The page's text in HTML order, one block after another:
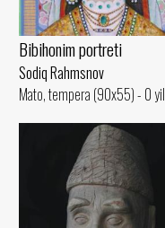
Bibihonim portreti
Sodiq Rahmsnov
Mato, tempera (90x55) - 0 yil